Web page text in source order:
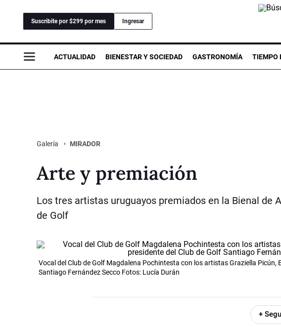
Suscribite por $299 por mes Ingresar
ACTUALIDAD BIENESTAR Y SOCIEDAD GASTRONOMÍA TIEMPO
Galería MIRADOR
Arte y premiación
Los tres artistas uruguayos premiados en la Bienal de
de Golf
Vocal del Club de Golf Magdalena Pochintesta con los artistas Graziella Picún,
Santiago Fernández Secco Fotos: Lucía Durán
+